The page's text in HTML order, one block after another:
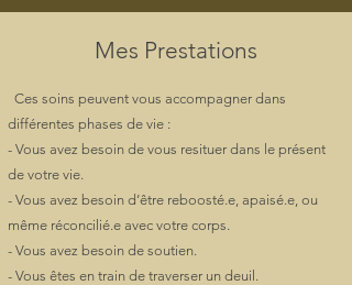
Mes Prestations
Ces soins peuvent vous accompagner dans
différentes phases de vie :
- Vous avez besoin de vous resituer dans le présent
de votre vie.
- Vous avez besoin d’être reboosté.e, apaisé.e, ou
même réconcilié.e avec votre corps.
- Vous avez besoin de soutien.
- Vous êtes en train de traverser un deuil.